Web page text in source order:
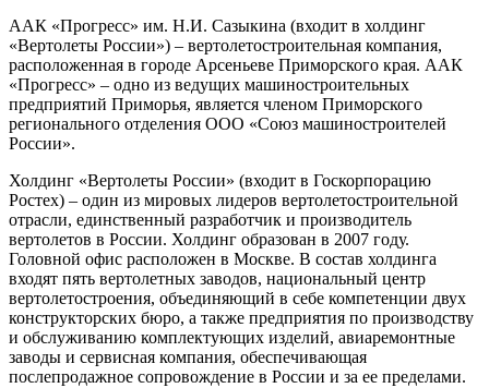
ААК «Прогресс» им. Н.И. Сазыкина (входит в холдинг
«Вертолеты России») – вертолетостроительная компания,
расположенная в городе Арсеньеве Приморского края. ААК
«Прогресс» – одно из ведущих машиностроительных
предприятий Приморья, является членом Приморского
регионального отделения ООО «Союз машиностроителей
России».
Холдинг «Вертолеты России» (входит в Госкорпорацию
Ростех) – один из мировых лидеров вертолетостроительной
отрасли, единственный разработчик и производитель
вертолетов в России. Холдинг образован в 2007 году.
Головной офис расположен в Москве. В состав холдинга
входят пять вертолетных заводов, национальный центр
вертолетостроения, объединяющий в себе компетенции двух
конструкторских бюро, а также предприятия по производству
и обслуживанию комплектующих изделий, авиаремонтные
заводы и сервисная компания, обеспечивающая
послепродажное сопровождение в России и за ее пределами.